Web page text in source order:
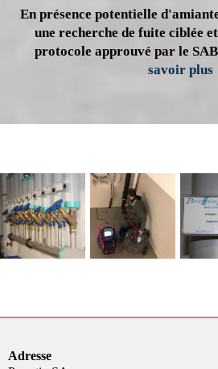
En présence potentielle
une recherche de fuite ciblée
protocole approuvé par le
savoir plus
Adresse